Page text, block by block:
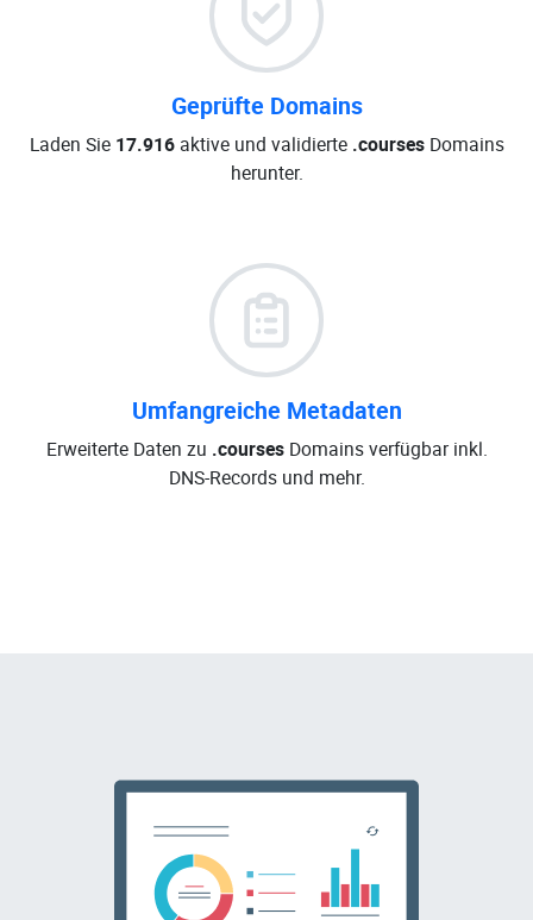
Geprüfte Domains
Laden Sie 17.916aktive und validierte .coursesDomains
herunter.
Umfangreiche Metadaten
Erweiterte Daten zu .coursesDomains verfügbar inkl.
DNS-Records und mehr.